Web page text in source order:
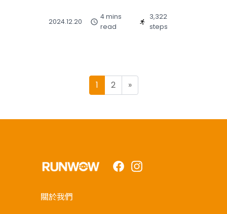
2024.12.20
4 mins
read
3,322
steps
Posts navigation
1 2 »
FacebookInstagram
關於我們